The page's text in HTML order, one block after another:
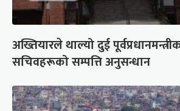
अख्तियारले थाल्यो दुई
सचिवहरूको सम्पत्ति अनुसन्धान